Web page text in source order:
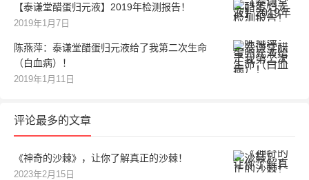
【泰谦堂醋蛋归元液】2019年检测报告！
2019年1月7日
陈燕萍：泰谦堂醋蛋归元液给了我第二次生命
（白血病）！
2019年1月11日
评论最多的文章
《神奇的沙棘》，让你了解真正的沙棘！
2023年2月15日